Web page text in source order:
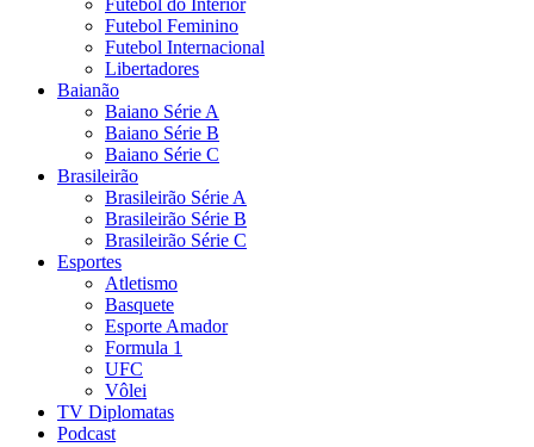
Futebol do Interior
Futebol Feminino
Futebol Internacional
Libertadores
Baianão
Baiano Série A
Baiano Série B
Baiano Série C
Brasileirão
Brasileirão Série A
Brasileirão Série B
Brasileirão Série C
Esportes
Atletismo
Basquete
Esporte Amador
Formula 1
UFC
Vôlei
TV Diplomatas
Podcast